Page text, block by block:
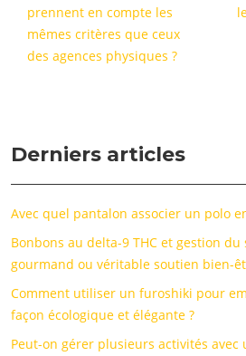
prennent en compte les
mêmes critères que ceux
des agences physiques ?
Derniers articles
Avec quel pantalon associer un polo
Bonbons au delta-9 THC et gestion
gourmand ou véritable soutien bien-
Comment utiliser un furoshiki pour
façon écologique et élégante ?
Peut-on gérer plusieurs activités